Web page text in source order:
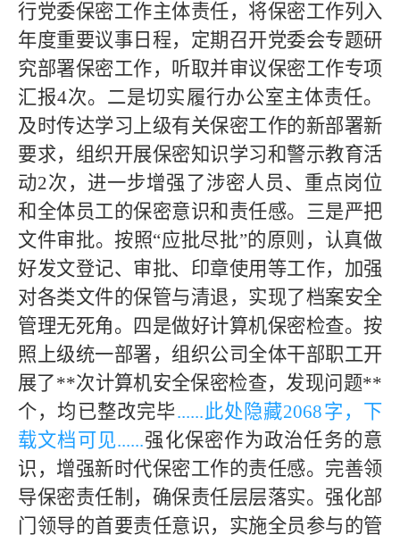
行党委保密工作主体责任，将保密工作列入
年度重要议事日程，定期召开党委会专题研
究部署保密工作，听取并审议保密工作专项
汇报4次。二是切实履行办公室主体责任。
及时传达学习上级有关保密工作的新部署新
要求，组织开展保密知识学习和警示教育活
动2次，进一步增强了涉密人员、重点岗位
和全体员工的保密意识和责任感。三是严把
文件审批。按照“应批尽批”的原则，认真做
好发文登记、审批、印章使用等工作，加强
对各类文件的保管与清退，实现了档案安全
管理无死角。四是做好计算机保密检查。按
照上级统一部署，组织公司全体干部职工开
展了**次计算机安全保密检查，发现问题**
个，均已整改完毕......此处隐藏2068字，下
载文档可见......强化保密作为政治任务的意
识，增强新时代保密工作的责任感。完善领
导保密责任制，确保责任层层落实。强化部
门领导的首要责任意识，实施全员参与的管